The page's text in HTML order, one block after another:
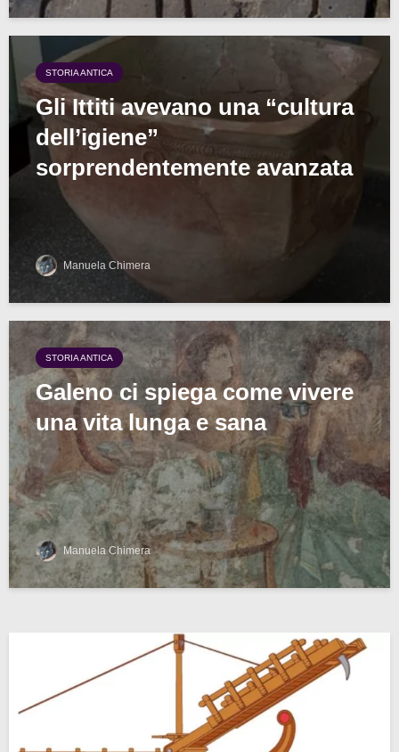
STORIA ANTICA
Gli Ittiti avevano una “cultura
dell’igiene”
sorprendentemente avanzata
Manuela Chimera
STORIA ANTICA
Galeno ci spiega come vivere
una vita lunga e sana
Manuela Chimera